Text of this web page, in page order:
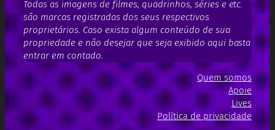
Todas as imagens de filmes, quadrinhos, séries e etc.
são marcas registradas dos seus respectivos
proprietários. Caso exista algum conteúdo de sua
propriedade e não desejar que seja exibido aqui basta
entrar em contado.
Quem somos
Apoie
Lives
Política de privacidade